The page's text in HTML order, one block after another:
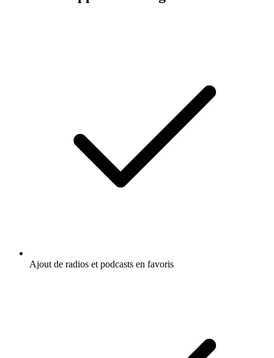
Ajout de radios et podcasts en favoris